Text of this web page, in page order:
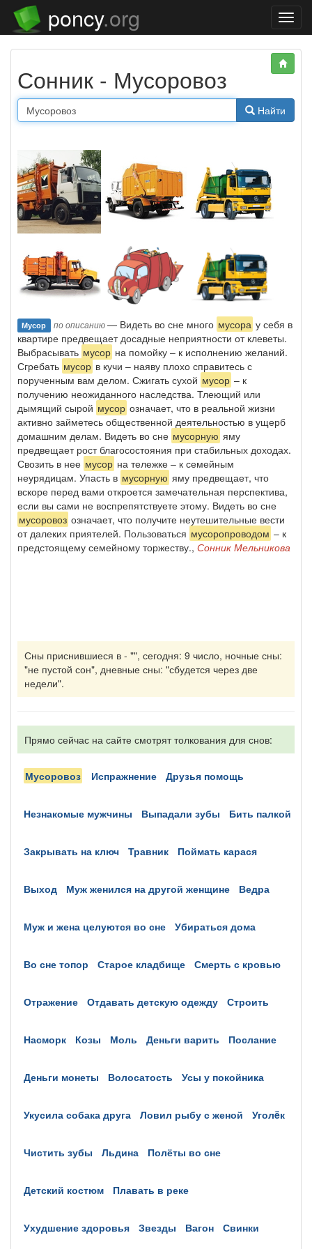
poncy.org
Сонник - Мусоровоз
Найти
Мусор по описанию— Видеть во сне много мусора у себя в
квартире предвещает досадные неприятности от клеветы.
Выбрасывать мусор на помойку – к исполнению желаний.
Сгребать мусор в кучи – наяву плохо справитесь с
порученным вам делом. Сжигать сухой мусор – к
получению неожиданного наследства. Тлеющий или
дымящий сырой мусор означает, что в реальной жизни
активно займетесь общественной деятельностью в ущерб
домашним делам. Видеть во сне мусорную яму
предвещает рост благосостояния при стабильных доходах.
Свозить в нее мусор на тележке – к семейным
неурядицам. Упасть в мусорную яму предвещает, что
вскоре перед вами откроется замечательная перспектива,
если вы сами не воспрепятствуете этому. Видеть во сне
мусоровоз означает, что получите неутешительные вести
от далеких приятелей. Пользоваться мусоропроводом – к
предстоящему семейному торжеству., Сонник Мельникова
Сны приснившиеся в - "", сегодня: 9 число, ночные сны:
"не пустой сон", дневные сны: "сбудется через две
недели".
Прямо сейчас на сайте смотрят толкования для снов:
мусоровоз испражнение друзья помощь
незнакомые мужчины выпадали зубы бить палкой
закрывать на ключ травник поймать карася
выход муж женился на другой женщине ведра
муж и жена целуются во сне убираться дома
во сне топор старое кладбище смерть с кровью
отражение отдавать детскую одежду строить
насморк козы моль деньги варить послание
деньги монеты волосатость усы у покойника
укусила собака друга ловил рыбу с женой уголëк
чистить зубы льдина полёты во сне
детский костюм плавать в реке
ухудшение здоровья звезды вагон свинки